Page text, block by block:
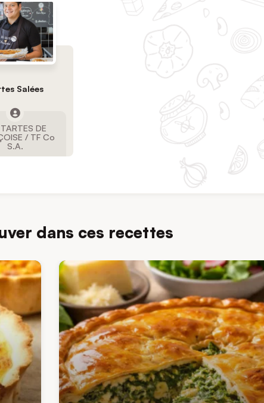
Salées
DE
/ TF Co
S.A.
dans ces recettes